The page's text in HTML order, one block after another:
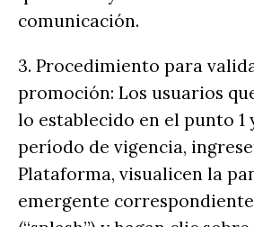
comunicación.
3. Procedimiento para
promoción: Los usuarios
lo establecido en el punto 1
período de vigencia,
Plataforma, visualicen la
emergente